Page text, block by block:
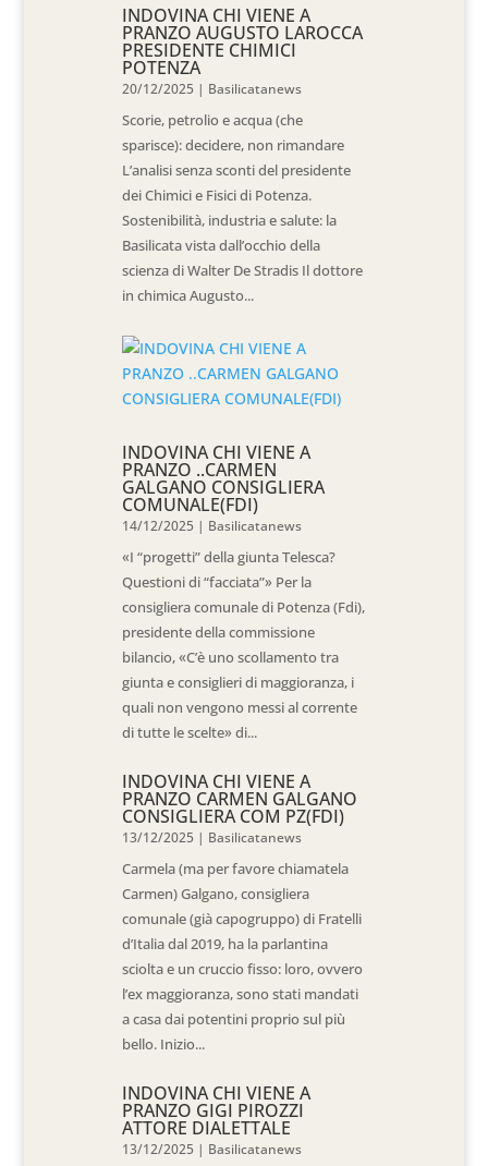
INDOVINA CHI VIENE A
PRANZO AUGUSTO LAROCCA
PRESIDENTE CHIMICI
POTENZA
20/12/2025 | Basilicatanews
Scorie, petrolio e acqua (che
sparisce): decidere, non rimandare
L’analisi senza sconti del presidente
dei Chimici e Fisici di Potenza.
Sostenibilità, industria e salute: la
Basilicata vista dall’occhio della
scienza di Walter De Stradis Il dottore
in chimica Augusto...
INDOVINA CHI VIENE A
PRANZO ..CARMEN
GALGANO CONSIGLIERA
COMUNALE(FDI)
14/12/2025 | Basilicatanews
«I “progetti” della giunta Telesca?
Questioni di “facciata”» Per la
consigliera comunale di Potenza (Fdi),
presidente della commissione
bilancio, «C’è uno scollamento tra
giunta e consiglieri di maggioranza, i
quali non vengono messi al corrente
di tutte le scelte» di...
INDOVINA CHI VIENE A
PRANZO CARMEN GALGANO
CONSIGLIERA COM PZ(FDI)
13/12/2025 | Basilicatanews
Carmela (ma per favore chiamatela
Carmen) Galgano, consigliera
comunale (già capogruppo) di Fratelli
d’Italia dal 2019, ha la parlantina
sciolta e un cruccio fisso: loro, ovvero
l’ex maggioranza, sono stati mandati
a casa dai potentini proprio sul più
bello. Inizio...
INDOVINA CHI VIENE A
PRANZO GIGI PIROZZI
ATTORE DIALETTALE
13/12/2025 | Basilicatanews